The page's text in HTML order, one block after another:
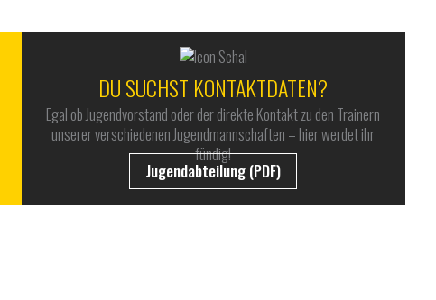
DU SUCHST KONTAKTDATEN?
Egal ob Jugendvorstand oder der direkte Kontakt zu den Trainern
unserer verschiedenen Jugendmannschaften – hier werdet ihr
fündig!
Jugendabteilung (PDF)